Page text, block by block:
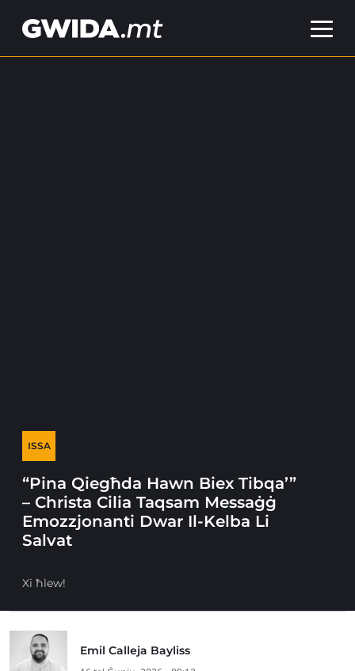
ISSA
“Pina Qiegħda Hawn Biex Tibqa’”
– Christa Cilia Taqsam Messaġġ
Emozzjonanti Dwar Il-Kelba Li
Salvat
Xi ħlew!
Emil Calleja Bayliss